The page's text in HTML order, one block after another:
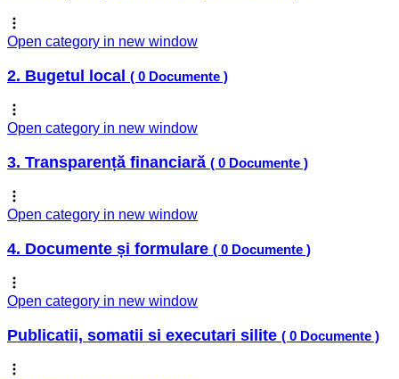
Open category in new window
2. Bugetul local ( 0 Documente )
Open category in new window
3. Transparență financiară ( 0 Documente )
Open category in new window
4. Documente și formulare ( 0 Documente )
Open category in new window
Publicatii, somatii si executari silite ( 0 Documente )